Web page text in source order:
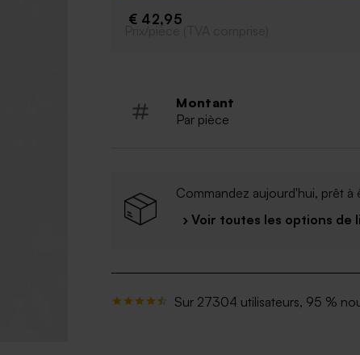
€ 42,95
Prix/pièce (TVA comprise)
Montant
Par pièce
Commandez aujourd'hui, prêt à
› Voir toutes les options de
Sur 27304 utilisateurs, 95 %